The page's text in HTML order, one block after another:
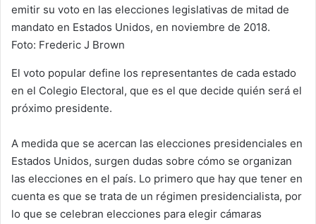
emitir su voto en las elecciones legislativas de mitad de
mandato en Estados Unidos, en noviembre de 2018.
Foto: Frederic J Brown
El voto popular define los representantes de cada estado
en el Colegio Electoral, que es el que decide quién será el
próximo presidente.
A medida que se acercan las elecciones presidenciales en
Estados Unidos, surgen dudas sobre cómo se organizan
las elecciones en el país. Lo primero que hay que tener en
cuenta es que se trata de un régimen presidencialista, por
lo que se celebran elecciones para elegir cámaras